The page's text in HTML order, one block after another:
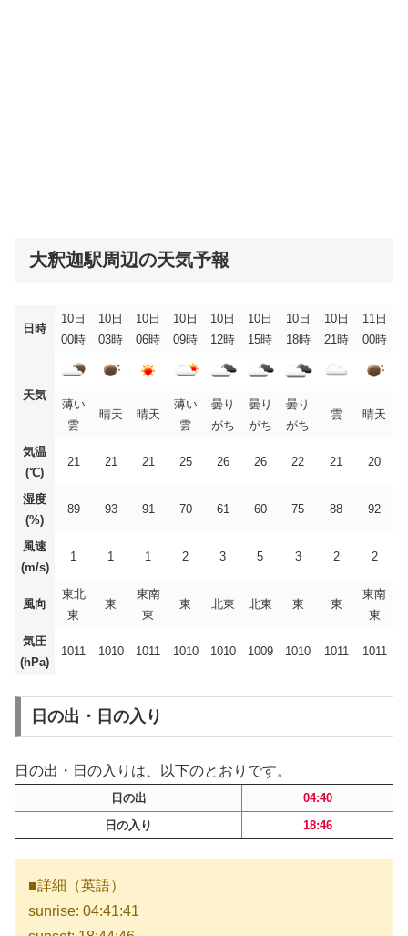
大釈迦駅周辺の天気予報
日時
10日
00時
10日
03時
10日
06時
10日
09時
10日
12時
10日
15時
10日
18時
10日
21時
11日
00時
天気
薄い
雲
晴天 晴天
薄い
雲
曇り
がち
曇り
がち
曇り
がち
雲 晴天
気温
(℃)
21 21 21 25 26 26 22 21 20
湿度
(%)
89 93 91 70 61 60 75 88 92
風速
(m/s)
1 1 1 2 3 5 3 2 2
風向
東北
東
東
東南
東
東 北東 北東 東 東
東南
東
気圧
(hPa)
1011 1010 1011 1010 1010 1009 1010 1011 1011
日の出・日の入り
日の出・日の入りは、以下のとおりです。
日の出
04:40
日の入り
18:46
■詳細（英語）
sunrise: 04:41:41